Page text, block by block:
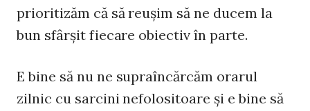
prioritizăm că să reuşim să ne ducem la
bun sfârşit fiecare obiectiv în parte.
E bine să nu ne supraîncărcăm orarul
zilnic cu sarcini nefolositoare şi e bine să